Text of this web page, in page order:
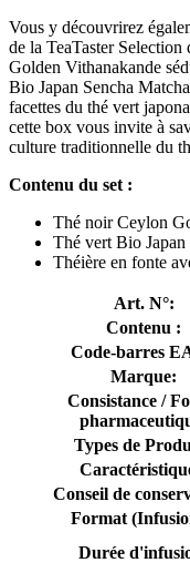
Vous y découvrirez
de la TeaTaster Selection
Golden Vithanakande
Bio Japan Sencha
facettes du thé vert
cette box vous invite à
culture traditionnelle du
Contenu du set :
Thé noir Ceylon
Thé vert Bio
Théière en fonte
Art. N°:
Contenu :
Code-barres
Marque:
Consistance /
Types de
Conseil de
Format
Durée